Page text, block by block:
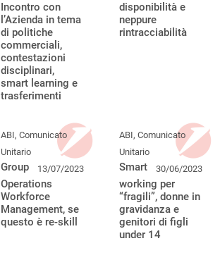
Incontro con
l’Azienda in tema
di politiche
commerciali,
contestazioni
disciplinari,
smart learning e
trasferimenti
disponibilità e
neppure
rintracciabilità
ABI, Comunicato
Unitario
13/07/2023
Group
Operations
Workforce
Management, se
questo è re-skill
ABI, Comunicato
Unitario
30/06/2023
Smart
working per
“fragili”, donne in
gravidanza e
genitori di figli
under 14